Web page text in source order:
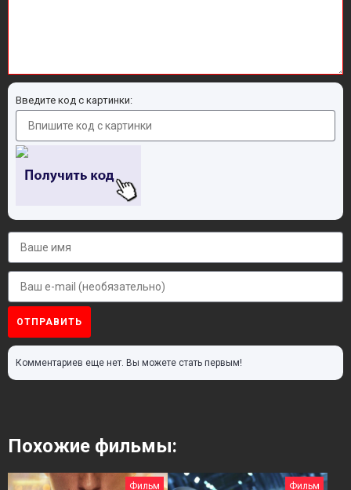
Введите код с картинки:
ОТПРАВИТЬ
Комментариев еще нет. Вы можете стать первым!
Похожие фильмы:
Фильм Фильм